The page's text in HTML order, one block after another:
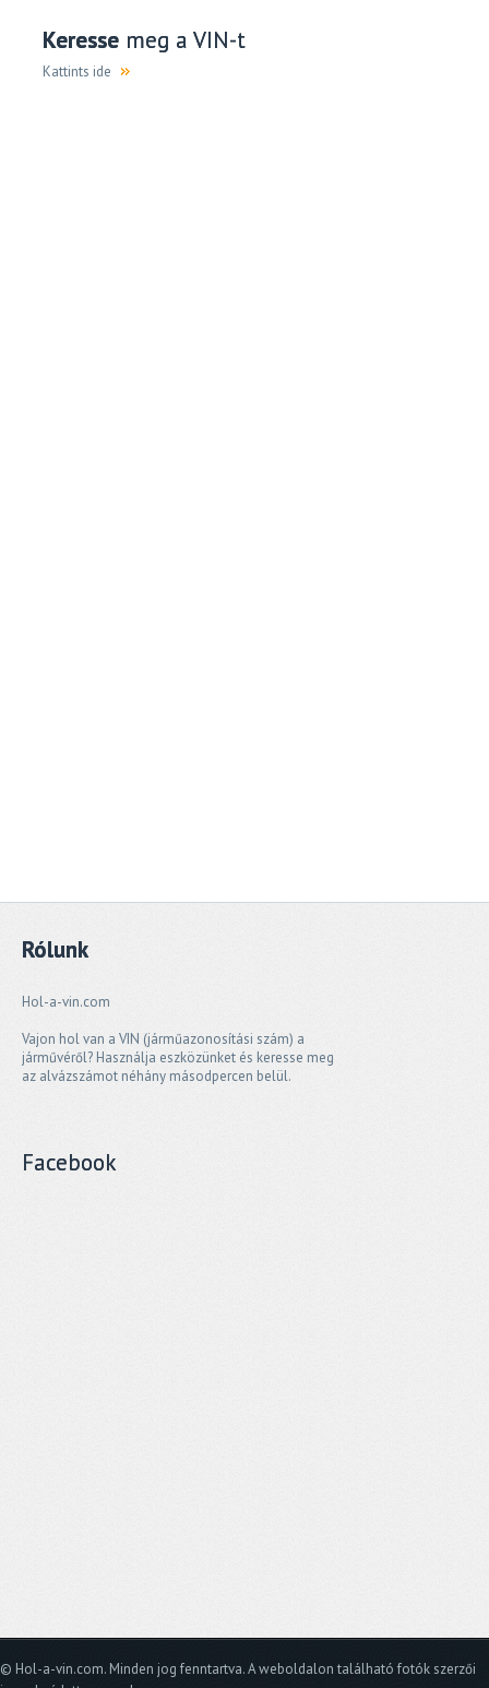
Keresse meg a VIN-t
Kattints ide
Rólunk
Hol-a-vin.com
Vajon hol van a VIN (járműazonosítási szám) a
járművéről? Használja eszközünket és keresse meg
az alvázszámot néhány másodpercen belül.
Facebook
© Hol-a-vin.com. Minden jog fenntartva. A weboldalon található fotók szerzői